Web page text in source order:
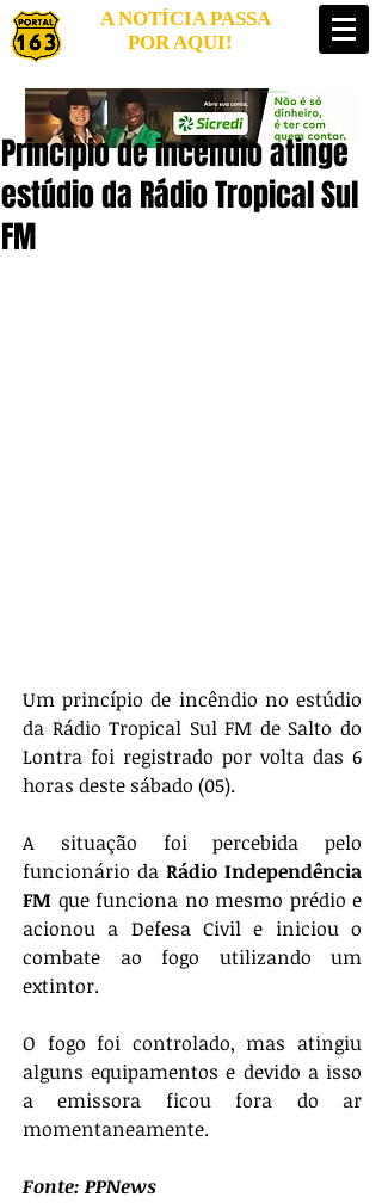
A NOTÍCIA PASSA
POR AQUI!
Princípio de incêndio atinge
estúdio da Rádio Tropical Sul
FM
Um princípio de incêndio no estúdio
da Rádio Tropical Sul FM de Salto do
Lontra foi registrado por volta das 6
horas deste sábado (05).
A situação foi percebida pelo
funcionário da Rádio Independência
FM que funciona no mesmo prédio e
acionou a Defesa Civil e iniciou o
combate ao fogo utilizando um
extintor.
O fogo foi controlado, mas atingiu
alguns equipamentos e devido a isso
a emissora ficou fora do ar
momentaneamente.
Fonte: PPNews